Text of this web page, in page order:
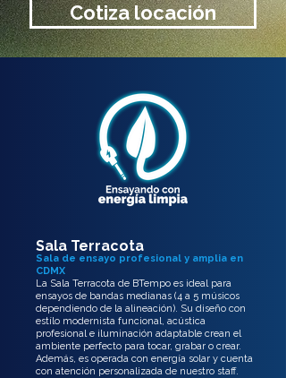
Cotiza locación
Sala Terracota
Sala de ensayo profesional y amplia en
CDMX
La Sala Terracota de BTempo es ideal para
ensayos de bandas medianas (4 a 5 músicos
dependiendo de la alineación). Su diseño con
estílo modernista funcional, acústica
profesional e iluminación adaptable crean el
ambiente perfecto para tocar, grabar o crear.
Además, es operada con energía solar y cuenta
con atención personalizada de nuestro staff.